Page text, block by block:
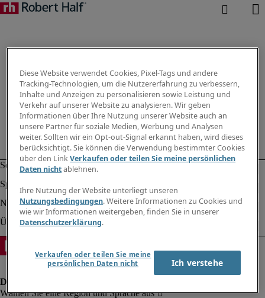
Diese Website verwendet Cookies, Pixel-Tags und andere
Tracking-Technologien, um die Nutzererfahrung zu verbessern,
Inhalte und Anzeigen zu personalisieren sowie Leistung und
Verkehr auf unserer Website zu analysieren. Wir geben
Informationen über Ihre Nutzung unserer Website auch an
unsere Partner für soziale Medien, Werbung und Analysen
weiter. Sollten wir ein Opt-out-Signal erkannt haben, wird dieses
berücksichtigt. Sie können die Verwendung bestimmter Cookies
über den LinkVerkaufen oder teilen Sie meine persönlichen
Daten nichtablehnen.
Ihre Nutzung der Website unterliegt unseren
Nutzungsbedingungen. Weitere Informationen zu Cookies und
wie wir Informationen weitergeben, finden Sie in unserer
Datenschutzerklärung.
Verkaufen oder teilen Sie meine
persönlichen Daten nicht
Ich verstehe